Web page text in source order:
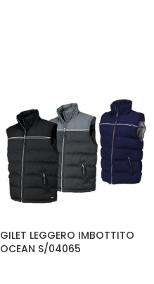
GILET LEGGERO IMBOTTITO
OCEAN S/04065